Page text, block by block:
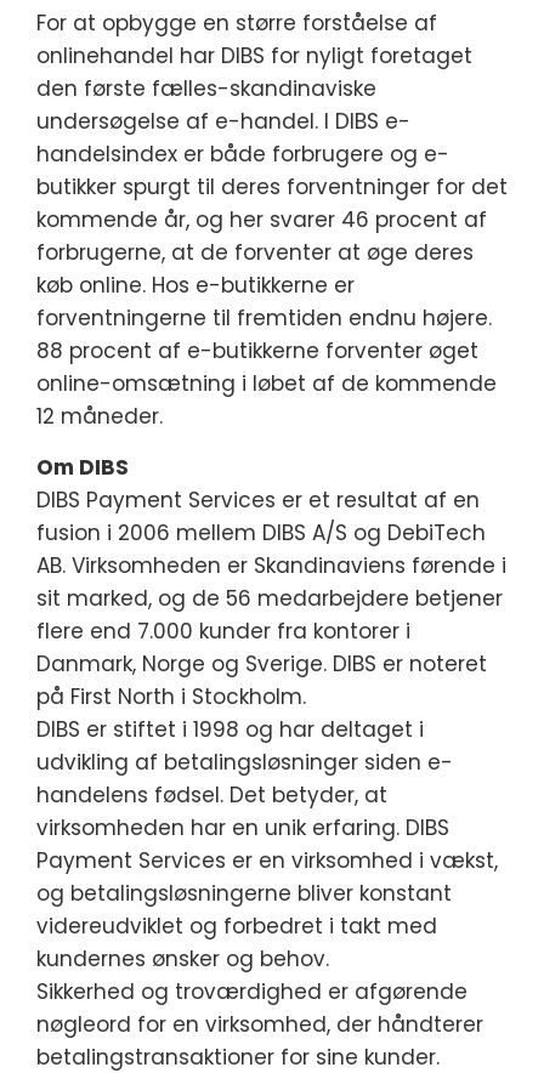
For at opbygge en større forståelse af
onlinehandel har DIBS for nyligt foretaget
den første fælles-skandinaviske
undersøgelse af e-handel. I DIBS e-
handelsindex er både forbrugere og e-
butikker spurgt til deres forventninger for det
kommende år, og her svarer 46 procent af
forbrugerne, at de forventer at øge deres
køb online. Hos e-butikkerne er
forventningerne til fremtiden endnu højere.
88 procent af e-butikkerne forventer øget
online-omsætning i løbet af de kommende
12 måneder.
Om DIBS
DIBS Payment Services er et resultat af en
fusion i 2006 mellem DIBS A/S og DebiTech
AB. Virksomheden er Skandinaviens førende i
sit marked, og de 56 medarbejdere betjener
flere end 7.000 kunder fra kontorer i
Danmark, Norge og Sverige. DIBS er noteret
på First North i Stockholm.
DIBS er stiftet i 1998 og har deltaget i
udvikling af betalingsløsninger siden e-
handelens fødsel. Det betyder, at
virksomheden har en unik erfaring. DIBS
Payment Services er en virksomhed i vækst,
og betalingsløsningerne bliver konstant
videreudviklet og forbedret i takt med
kundernes ønsker og behov.
Sikkerhed og troværdighed er afgørende
nøgleord for en virksomhed, der håndterer
betalingstransaktioner for sine kunder.